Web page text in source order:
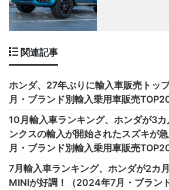
関連記事
ホンダ、27年ぶりに輸入車販売トッ
月・ブランド別輸入乗用車販売TOP20
10月輸入車ランキング、ホンダが3
ンクスの輸入が開始されたスズキが
月・ブランド別輸入乗用車販売TOP20
7月輸入車ランキング、ホンダが2カ
MINIが好調！（2024年7月・ブラン